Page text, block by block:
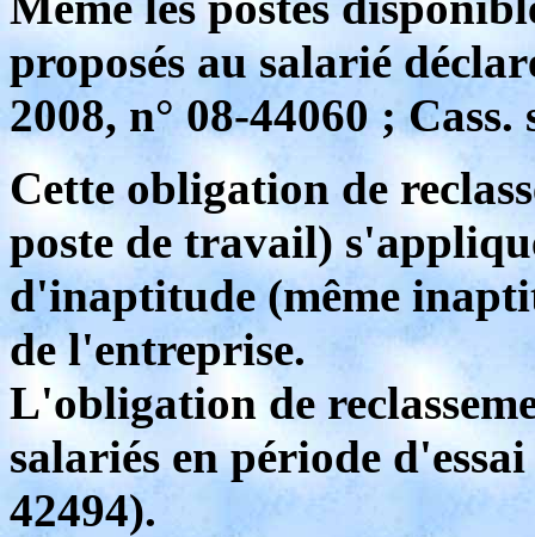
proposés au salarié
2008, n° 08-44060 ;
Cette obligation de
poste de travail)
d'inaptitude (même
de l'entreprise.
L'obligation de
salariés en période
42494).